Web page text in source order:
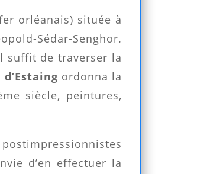
orléanais) située à
Sédar-Senghor.
suffit de traverser la
ordonna la
siècle, peintures,
d’en effectuer la